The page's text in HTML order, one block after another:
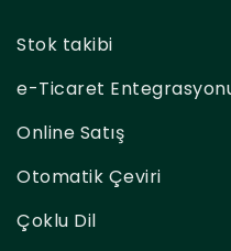
Stok takibi
e-Ticaret
Online Satış
Otomatik Çeviri
Çoklu Dil